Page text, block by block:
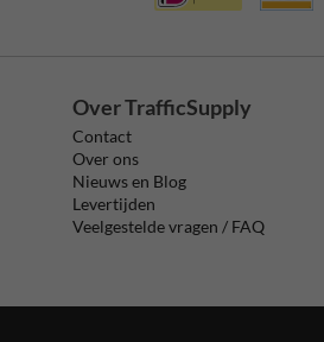
Over TrafficSupply
Contact
Over ons
Nieuws en Blog
Levertijden
Veelgestelde vragen / FAQ